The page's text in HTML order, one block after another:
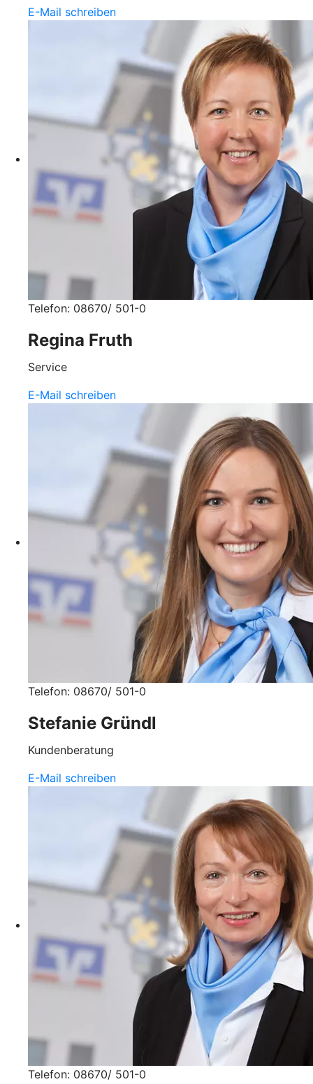
E-Mail schreiben
Telefon: 08670/ 501-0
Regina Fruth
Service
E-Mail schreiben
Telefon: 08670/ 501-0
Stefanie Gründl
Kundenberatung
E-Mail schreiben
Telefon: 08670/ 501-0